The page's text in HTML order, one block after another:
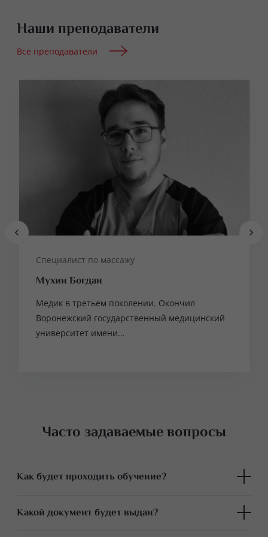
Наши преподаватели
Все преподаватели
Специалист по массажу
Мухин Богдан
Медик в третьем поколении. Окончил
Воронежский государственный медицинский
университет имени...
Часто задаваемые вопросы
Как будет проходить обучение?
максимального внимания преподавателя. Акцент на
Какой документ будет выдан?